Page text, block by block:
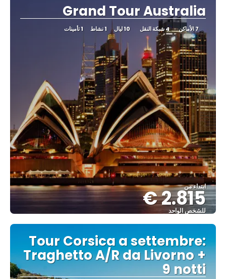
Grand Tour Australia
7 الأماكن 4 شبكة النقل 10 ليال 1 نشاط 1 تأمينات
ابتداء من
2.815 €
للشخص الواحد
شاهد
Tour Corsica a settembre:
Traghetto A/R da Livorno +
9 notti